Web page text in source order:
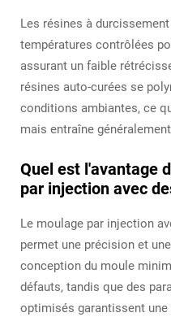
Les résines à
températures contrôlées
assurant un faible
résines auto-curées se
conditions ambiantes, ce
mais entraîne
Quel est l'avantage
par injection avec
Le moulage par injection
permet une précision et
conception du moule
défauts, tandis que des
optimisés garantissent